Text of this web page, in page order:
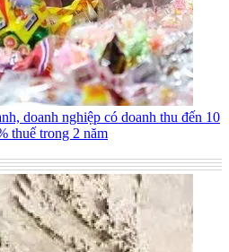
doanh nghiệp có doanh thu đến 10
thuế trong 2 năm